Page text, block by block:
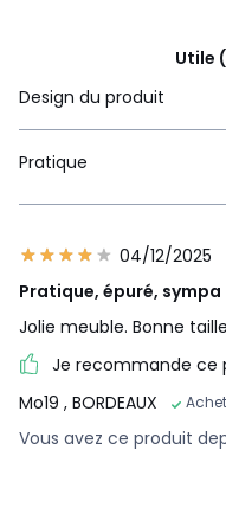
Utile
Design du produit
Pratique
04/12/2025
Pratique, épuré, sympa
Jolie meuble. Bonne
Je recommande ce
Mo19 , BORDEAUX
Vous avez ce produit